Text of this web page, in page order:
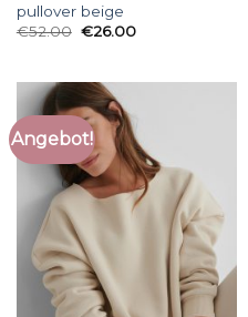
pullover beige
€52.00 €26.00
Angebot!